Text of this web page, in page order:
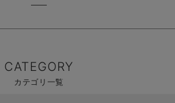
CATEGORY
カテゴリ一覧